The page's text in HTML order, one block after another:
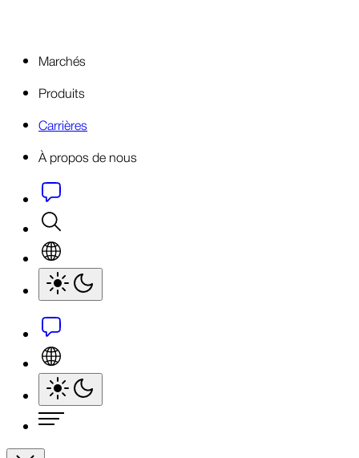
Marchés
Produits
Carrières
À propos de nous